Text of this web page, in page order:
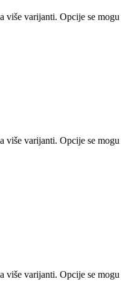
više varijanti. Opcije se mogu
više varijanti. Opcije se mogu
više varijanti. Opcije se mogu